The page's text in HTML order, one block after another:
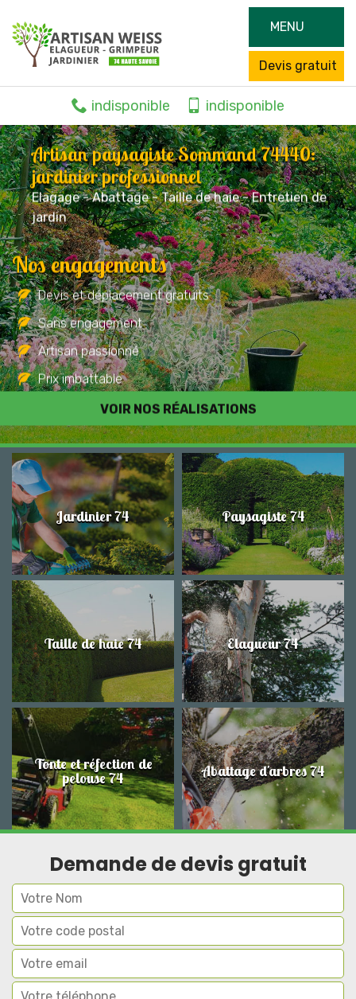
MENU
Devis gratuit
indisponible indisponible
Artisan paysagiste Sommand 74440:
jardinier professionnel
Elagage - Abattage - Taille de haie - Entretien de
jardin
VOIR NOS RÉALISATIONS
Nos engagements
Devis et déplacement gratuits
Sans engagement
Artisan passionné
Prix imbattable
Travail de qualité
Jardinier 74 Paysagiste 74
Taille de haie 74 Elagueur 74
Tonte et réfection de
pelouse 74 Abattage d'arbres 74
Demande de devis gratuit